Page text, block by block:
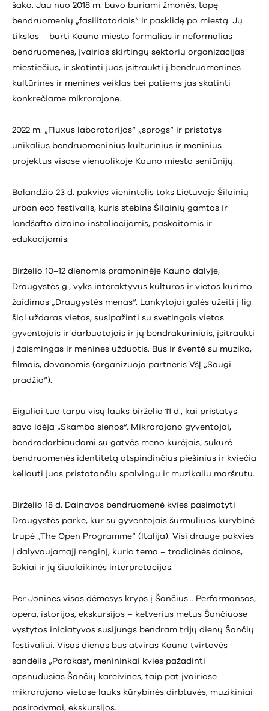
šaka. Jau nuo 2018 m. buvo buriami žmonės, tapę
bendruomenių „fasilitatoriais“ ir pasklidę po miestą. Jų
tikslas – burti Kauno miesto formalias ir neformalias
bendruomenes, įvairias skirtingų sektorių organizacijas
miestiečius, ir skatinti juos įsitraukti į bendruomenines
kultūrines ir menines veiklas bei patiems jas skatinti
konkrečiame mikrorajone.
2022 m. „Fluxus laboratorijos“ „sprogs“ ir pristatys
unikalius bendruomeninius kultūrinius ir meninius
projektus visose vienuolikoje Kauno miesto seniūnijų.
Balandžio 23 d. pakvies vienintelis toks Lietuvoje Šilainių
urban eco festivalis, kuris stebins Šilainių gamtos ir
landšafto dizaino instaliacijomis, paskaitomis ir
edukacijomis.
Birželio 10–12 dienomis pramoninėje Kauno dalyje,
Draugystės g., vyks interaktyvus kultūros ir vietos kūrimo
žaidimas „Draugystės menas“. Lankytojai galės užeiti į lig
šiol uždaras vietas, susipažinti su svetingais vietos
gyventojais ir darbuotojais ir jų bendrakūriniais, įsitraukti
į žaismingas ir menines užduotis. Bus ir šventė su muzika,
filmais, dovanomis (organizuoja partneris VšĮ „Saugi
pradžia“).
Eiguliai tuo tarpu visų lauks birželio 11 d., kai pristatys
savo idėją „Skamba sienos“. Mikrorajono gyventojai,
bendradarbiaudami su gatvės meno kūrėjais, sukūrė
bendruomenės identitetą atspindinčius piešinius ir kviečia
keliauti juos pristatančiu spalvingu ir muzikaliu maršrutu.
Birželio 18 d. Dainavos bendruomenė kvies pasimatyti
Draugystės parke, kur su gyventojais šurmuliuos kūrybinė
trupė „The Open Programme“ (Italija). Visi drauge pakvies
į dalyvaujamąjį renginį, kurio tema – tradicinės dainos,
šokiai ir jų šiuolaikinės interpretacijos.
Per Jonines visas dėmesys kryps į Šančius… Performansas,
opera, istorijos, ekskursijos – ketverius metus Šančiuose
vystytos iniciatyvos susijungs bendram trijų dienų Šančių
festivaliui. Visas dienas bus atviras Kauno tvirtovės
sandėlis „Parakas“, menininkai kvies pažadinti
apsnūdusias Šančių kareivines, taip pat įvairiose
mikrorajono vietose lauks kūrybinės dirbtuvės, muzikiniai
pasirodymai, ekskursijos.